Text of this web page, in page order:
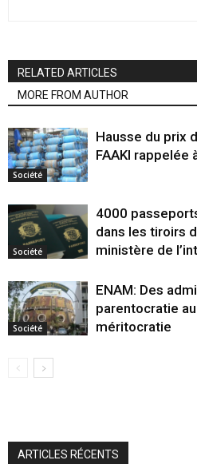
RELATED ARTICLES
MORE FROM AUTHOR
Société
Hausse du prix
FAAKI rappelée
Société
4000
dans les tiroirs
ministère de
Société
ENAM: Des
parentocratie
méritocratie
ARTICLES RÉCENTS